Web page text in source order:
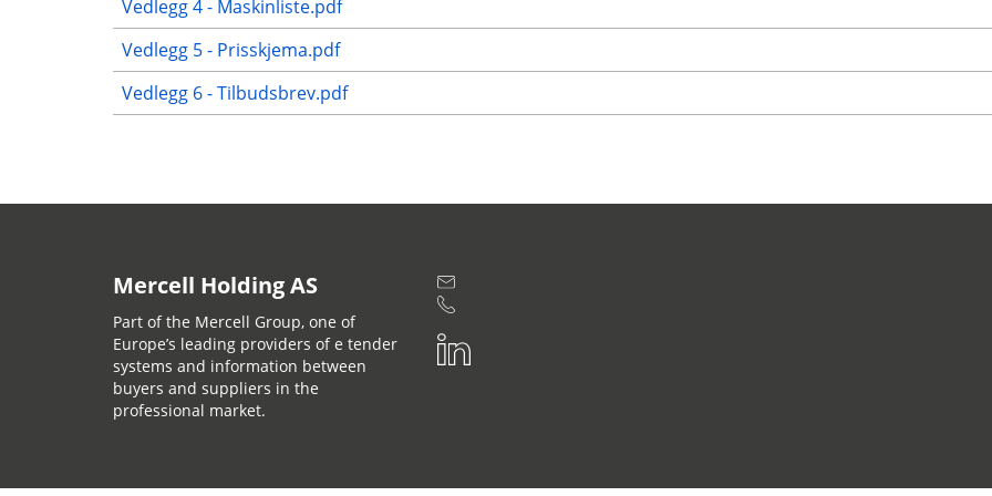
Vedlegg 4 - Maskinliste.pdf
Vedlegg 5 - Prisskjema.pdf
Vedlegg 6 - Tilbudsbrev.pdf
Mercell Holding AS
Part of the Mercell Group, one of
Europe’s leading providers of e tender
systems and information between
buyers and suppliers in the
professional market.